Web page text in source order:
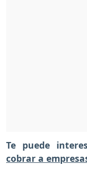
Te puede
cobrar a